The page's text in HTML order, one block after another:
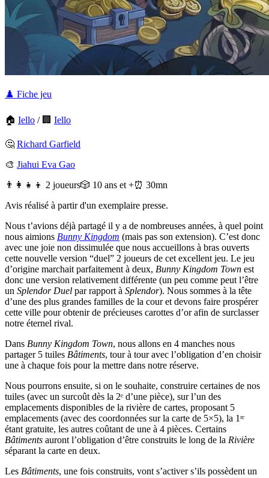
♟️ Fiche jeu
🏠 Iello / 🏢 Iello
🤔 Richard Garfield
🎨 Jiahui Eva Gao
👨‍👩‍👧‍👦 2 joueurs🎲 10 ans et +⏰ 30mn
Avis réalisé à partir d'un exemplaire presse.
Nous t’avions déjà partagé il y a de nombreuses années, à quel point
nous aimions Bunny Kingdom (mais pas son extension). C’est donc
avec une joie non dissimulée que nous accueillons à bras ouverts
cette nouvelle version “duel” 2 joueurs de cet excellent jeu. Le jeu
d’origine marchait parfaitement à deux, Bunny Kingdom Town est
donc une version relativement différente (un peu comme peut l’être
un Splendor Duel par rapport à Splendor). Nous sommes à la tête
d’une des plus grandes familles de la cour et devons faire prospérer
cette ville pour obtenir de précieuses carottes d’or afin de surclasser
notre éternel rival.
Dans Bunny Kingdom Town, nous allons en 4 manches nous
partager 5 tuiles Bâtiments, tour à tour avec l’obligation d’en choisir
une à chaque fois pour la mettre dans notre réserve.
Nous pourrons ensuite, si on le souhaite, construire certaines de nos
tuiles (avec un surcoût dès la 2ᵉ d’une pièce), sur l’un des
emplacements disponibles de la rivière de cartes, proposant 5
emplacements (avec des coordonnées sur la carte de 5×5), la 1ʳᵉ
étant gratuite, les autres coûtant de une à 4 pièces. Certains
Bâtiments auront l’obligation d’être construits le long de la Rivière
séparant la carte en deux.
Les Bâtiments, une fois construits, vont s’activer s’ils possèdent un